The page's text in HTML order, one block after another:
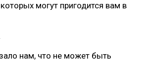
могут пригодится вам в
нам, что не может быть